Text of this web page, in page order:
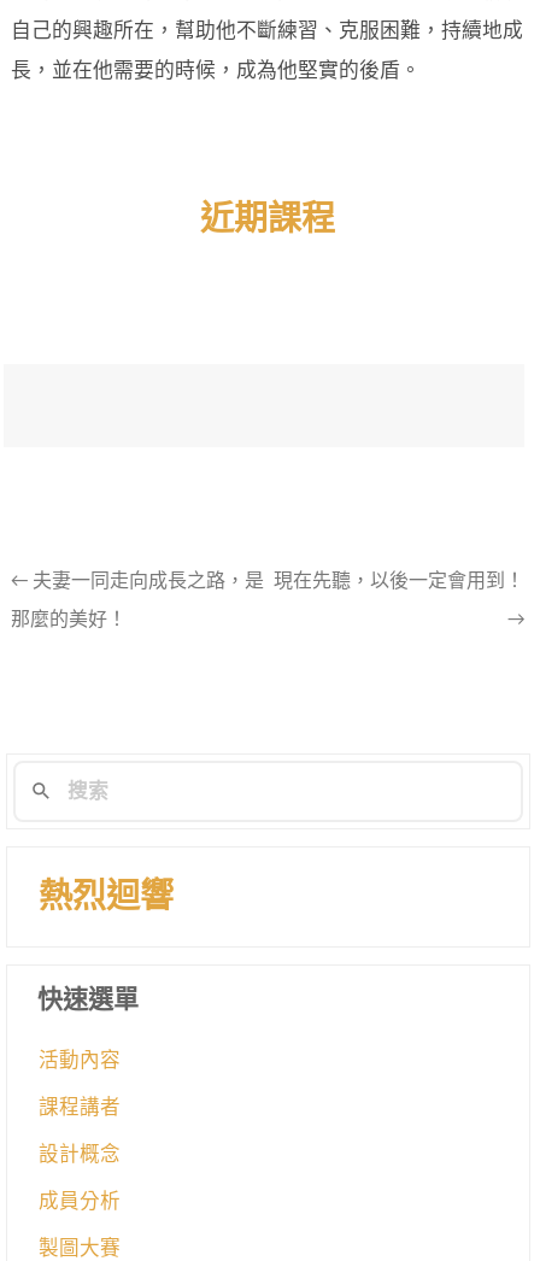
自己的興趣所在，幫助他不斷練習、克服困難，持續地成
長，並在他需要的時候，成為他堅實的後盾。
近期課程
文
章
← 夫妻一同走向成長之路，是
那麼的美好！
現在先聽，以後一定會用到！
→
熱烈迴響
快速選單
活動內容
課程講者
設計概念
成員分析
製圖大賽